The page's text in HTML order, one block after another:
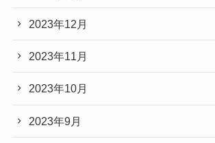
2023年12月
2023年11月
2023年10月
2023年9月